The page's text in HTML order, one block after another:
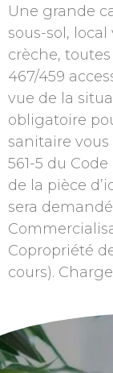
Une grande
sous-sol,
crèche,
467/459
vue de la
obligatoire
sanitaire vous
561-5 du
de la pièce
sera
Copropriété
cours).